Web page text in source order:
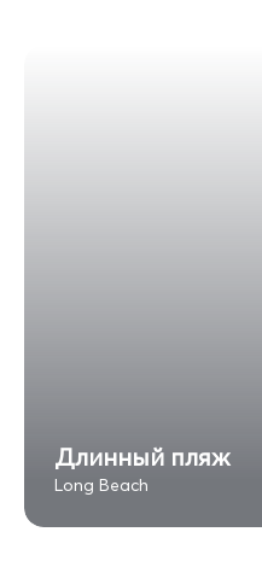
Длинный пляж
Long Beach